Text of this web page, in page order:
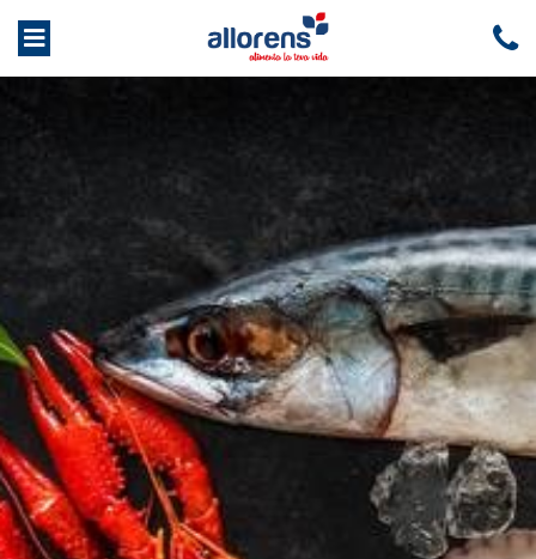
EMPRESA
Quiénes somos
Servicios
Condis
RSC
Trabaja con nosotros
PRODUCTOS
verduras
Congelados Carnicería Charcutería
Panadería
Comida
preparada
Bebidas
MARCAS
CONTACTO